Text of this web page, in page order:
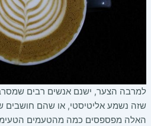
למרבה הצער, ישנם אנשים רבים
שזה נשמע אליטיסטי, או שהם חושבים
האלה מפספסים כמה מהטעמים